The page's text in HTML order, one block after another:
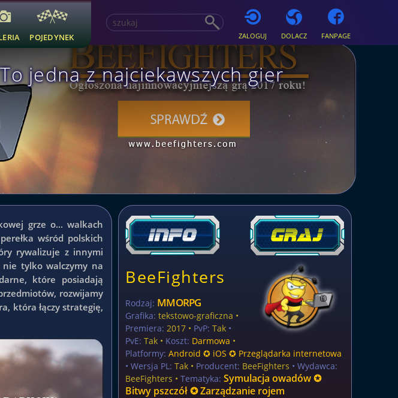
POJEDYNEK ZALOGUJ DOLACZ FANPAGE
jedna z najciekawszych gier
grze o... walkach
wśród polskich
rywalizuje z innymi
nie tylko walczymy na
które posiadają
rozwijamy
która łączy strategię,
BeeFighters
Rodzaj: MMORPG
Grafika: tekstowo-graficzna •
Premiera: 2017 • PvP: Tak •
PvE: Tak • Koszt: Darmowa •
Platformy: Android ✪ iOS ✪ Przeglądarka internetowa
• Wersja PL: Tak • Producent: BeeFighters • Wydawca:
BeeFighters •Tematyka: Symulacja owadów ✪
Bitwy pszczół ✪ Zarządzanie rojem